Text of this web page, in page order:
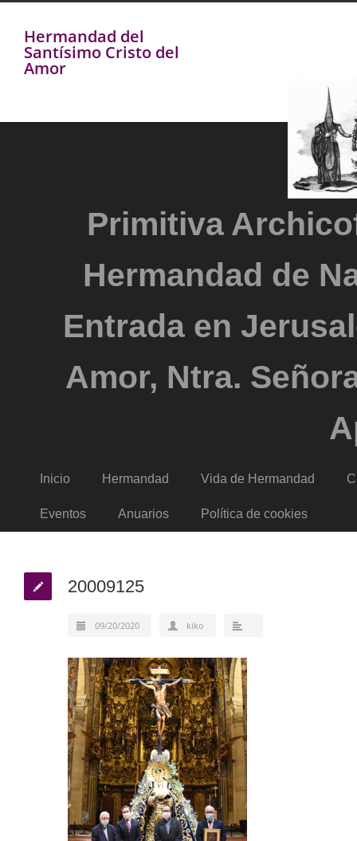
Hermandad del
Santísimo Cristo del
Amor
Primitiva
Hermandad de
Entrada en
Amor, Ntra.
Inicio Hermandad Vida de Hermandad
Eventos Anuarios Política de cookies
20009125
09/20/2020 kiko